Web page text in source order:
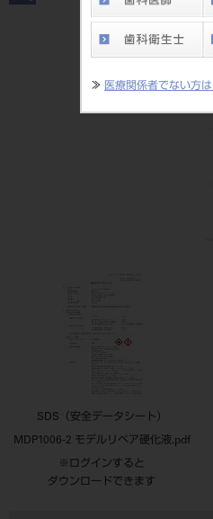
≫ 医療関係者でない方
SDS（安全データシート）
MDP1006-2 モデルリペア硬化液.pdf
※ログインすると
ダウンロードできます